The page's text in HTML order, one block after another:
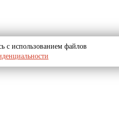
с использованием файлов